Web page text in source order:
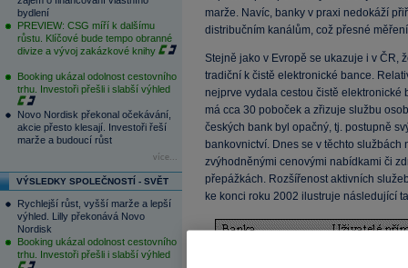
bydlení
PREVIEW: CSG míří k dalšímu
růstu. Klíčové bude tempo obranné
divize a vývoj zakázkové knihy
Booking ukázal odolnost cestovního
trhu. Investoři přešli i slabší výhled
Novo Nordisk překonal očekávání,
akcie přesto klesají. Investoři řeší
marže a budoucí růst
více...
VÝSLEDKY SPOLEČNOSTÍ - SVĚT
Rychlejší růst, vyšší marže a lepší
výhled. Lilly překonává Novo
Nordisk
Booking ukázal odolnost cestovního
trhu. Investoři přešli i slabší výhled
marže. Navíc, banky v praxi nedokáží
distribučním kanálům, což přesné
Stejně jako v Evropě se ukazuje i v ČR,
tradiční k čistě elektronické bance.
nejprve vydala cestou čistě
má cca 30 poboček a zřizuje službu
českých bank byl opačný, tj. postupně
bankovnictví. Dnes se v těchto
zvýhodněnými cenovými nabídkami či
přepážkách. Rozšířenost aktivních
ke konci roku 2002 ilustruje následující